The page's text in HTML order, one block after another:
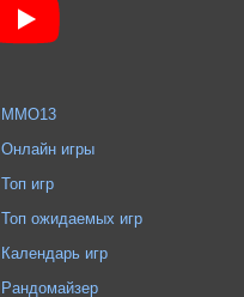
MMO13
Онлайн игры
Топ игр
Топ ожидаемых игр
Календарь игр
Рандомайзер